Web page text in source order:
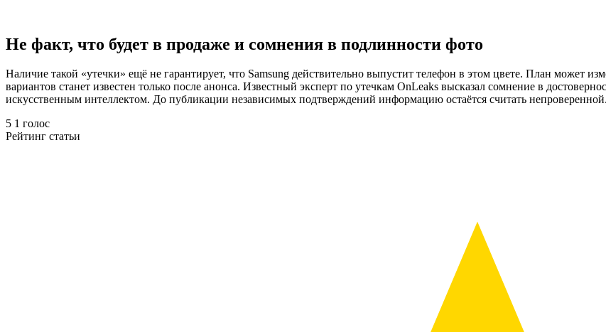
Не факт, что будет в продаже и сомнения в подлинности фото
Наличие такой «утечки» ещё не гарантирует, что Samsung действительно выпустит телефон в этом цвете. План может
вариантов станет известен только после анонса. Известный эксперт по утечкам OnLeaks высказал сомнение в
искусственным интеллектом. До публикации независимых подтверждений информацию остаётся считать непроверенной.
5 1 голос
Рейтинг статьи